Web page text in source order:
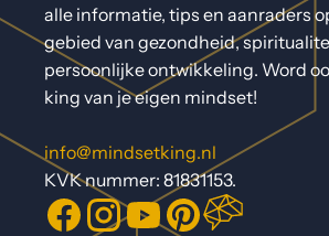
alle informatie, tips en aanraders
gebied van gezondheid,
persoonlijke ontwikkeling. Word
king van je eigen mindset!
info@mindsetking.nl
KVK nummer: 81831153.